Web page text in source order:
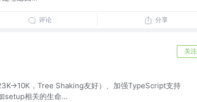
评论 分享
关注
>10K，Tree Shaking友好）、加强TypeScript支持
setup相关的生命...